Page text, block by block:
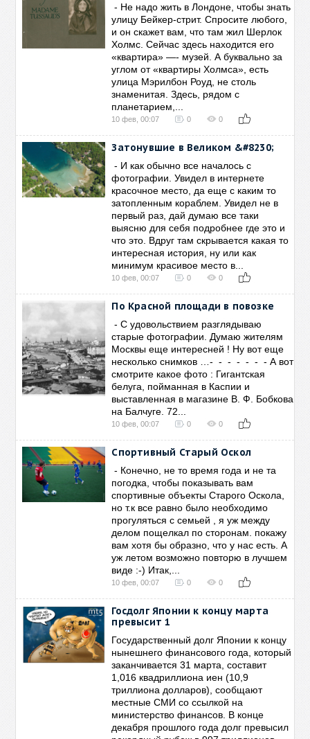
- Не надо жить в Лондоне, чтобы знать
улицу Бейкер-стрит. Спросите любого,
и он скажет вам, что там жил Шерлок
Холмс. Сейчас здесь находится его
«квартира» —- музей. А буквально за
углом от «квартиры Холмса», есть
улица Мэрилбон Роуд, не столь
знаменитая. Здесь, рядом с
планетарием,...
10 фев, 00:07 0 0
Затонувшие в Великом &#8230;
- И как обычно все началось с
фотографии. Увидел в интернете
красочное место, да еще с каким то
затопленным кораблем. Увидел не в
первый раз, дай думаю все таки
выясню для себя подробнее где это и
что это. Вдруг там скрывается какая то
интересная история, ну или как
минимум красивое место в...
10 фев, 00:07 0 0
По Красной площади в повозке
- С удовольствием разглядываю
старые фотографии. Думаю жителям
Москвы еще интересней ! Ну вот еще
несколько снимков …- - - - - - - А вот
смотрите какое фото : Гигантская
белуга, пойманная в Каспии и
выставленная в магазине В. Ф. Бобкова
на Балчуге. 72...
10 фев, 00:07 0 0
Спортивный Старый Оскол
- Конечно, не то время года и не та
погодка, чтобы показывать вам
спортивные объекты Старого Оскола,
но т.к все равно было необходимо
прогуляться с семьей , я уж между
делом пощелкал по сторонам. покажу
вам хотя бы образно, что у нас есть. А
уж летом возможно повторю в лучшем
виде :-) Итак,...
10 фев, 00:07 0 0
Госдолг Японии к концу марта
превысит 1
Государственный долг Японии к концу
нынешнего финансового года, который
заканчивается 31 марта, составит
1,016 квадриллиона иен (10,9
триллиона долларов), сообщают
местные СМИ со ссылкой на
министерство финансов. В конце
декабря прошлого года долг превысил